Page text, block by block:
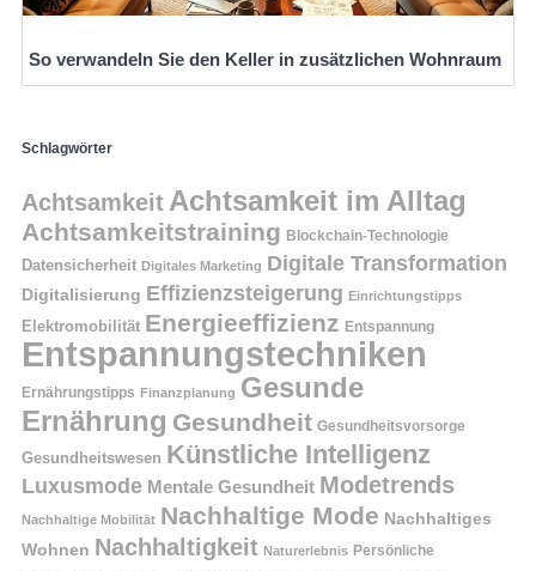
So verwandeln Sie den Keller in zusätzlichen Wohnraum
Schlagwörter
Achtsamkeit Achtsamkeit im Alltag
Achtsamkeitstraining Blockchain-Technologie
Datensicherheit Digitales Marketing Digitale Transformation
Digitalisierung Effizienzsteigerung Einrichtungstipps
Elektromobilität Energieeffizienz Entspannung
Entspannungstechniken
Ernährungstipps Finanzplanung Gesunde
Ernährung Gesundheit Gesundheitsvorsorge
Gesundheitswesen Künstliche Intelligenz
Luxusmode Mentale Gesundheit Modetrends
Nachhaltige Mobilität Nachhaltige Mode Nachhaltiges
Wohnen Nachhaltigkeit Naturerlebnis Persönliche